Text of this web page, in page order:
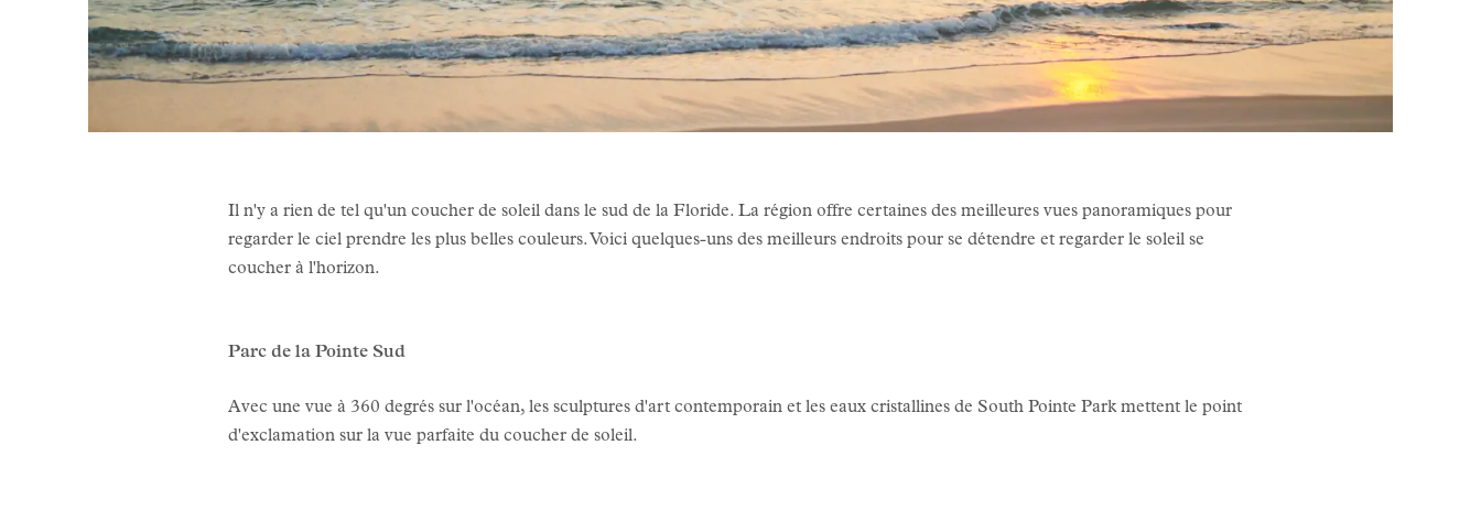
Il n'y a rien de tel qu'un coucher de soleil dans le sud de la Floride. La région offre certaines des meilleures vues panoramiques pour
regarder le ciel prendre les plus belles couleurs. Voici quelques-uns des meilleurs endroits pour se détendre et regarder le soleil se
coucher à l'horizon.
Parc de la Pointe Sud
Avec une vue à 360 degrés sur l'océan, les sculptures d'art contemporain et les eaux cristallines de South Pointe Park mettent le point
d'exclamation sur la vue parfaite du coucher de soleil.